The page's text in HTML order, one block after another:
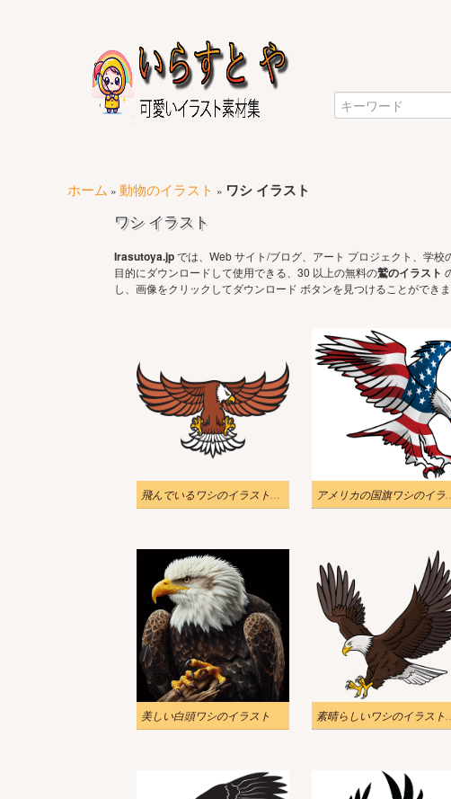
ホーム » 動物のイラスト » ワシ イラスト
ワシ イラスト
Irasutoya.jpでは、Web サイト/ブログ、アート プロジェクト、学
目的にダウンロードして使用できる、30 以上の無料の鷲のイラスト
し、画像をクリックしてダウンロード ボタンを見つけることができ
飛んでいるワシのイラスト透明 アメリカの
美しい白頭ワシのイラスト 素晴らしい